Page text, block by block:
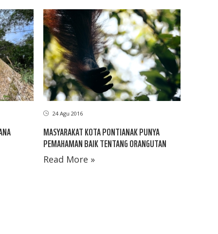
24 Agu 2016
MASYARAKAT KOTA PONTIANAK PUNYA
PEMAHAMAN BAIK TENTANG ORANGUTAN
Read More »